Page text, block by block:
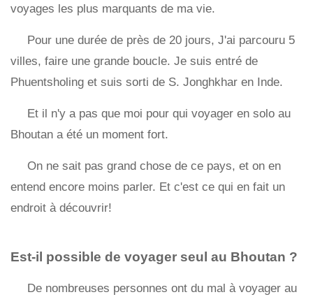
voyages les plus marquants de ma vie.
Pour une durée de près de 20 jours, J'ai parcouru 5
villes, faire une grande boucle. Je suis entré de
Phuentsholing et suis sorti de S. Jonghkhar en Inde.
Et il n'y a pas que moi pour qui voyager en solo au
Bhoutan a été un moment fort.
On ne sait pas grand chose de ce pays, et on en
entend encore moins parler. Et c'est ce qui en fait un
endroit à découvrir!
Est-il possible de voyager seul au Bhoutan ?
De nombreuses personnes ont du mal à voyager au